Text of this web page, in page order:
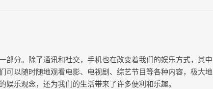
分。除了通讯和社交，手机也在改变着我们的娱乐方式，其中
可以随时随地观看电影、电视剧、综艺节目等各种内容，极大地
乐观念，还为我们的生活带来了许多便利和乐趣。